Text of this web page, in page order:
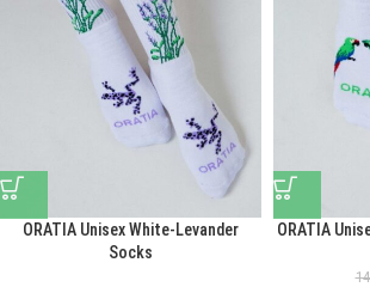
ORATIA Unisex White-Levander
Socks
ORATIA